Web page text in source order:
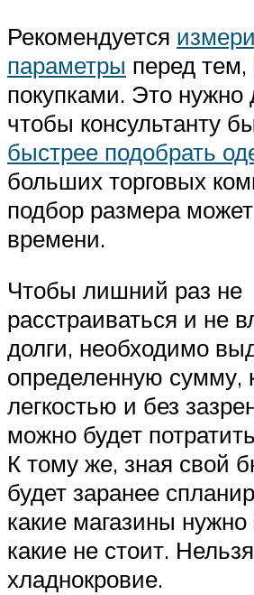
Рекомендуется
параметры перед тем,
покупками. Это нужно
чтобы консультанту
быстрее подобрать
больших торговых
подбор размера
времени.
Чтобы лишний раз не
расстраиваться и не
долги, необходимо
определенную сумму,
легкостью и без
можно будет
К тому же, зная свой
будет заранее
какие магазины нужно
какие не стоит.
хладнокровие.